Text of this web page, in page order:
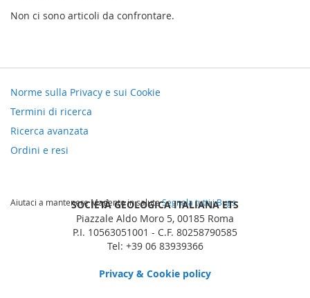
Non ci sono articoli da confrontare.
Norme sulla Privacy e sui Cookie
Termini di ricerca
Ricerca avanzata
Ordini e resi
Aiutaci a mantenere Magento in saluteSegnala tutti i Bugs
SOCIETÀ GEOLOGICA ITALIANA ETS
Piazzale Aldo Moro 5, 00185 Roma
P.I. 10563051001 - C.F. 80258790585
Tel: +39 06 83939366
Privacy & Cookie policy